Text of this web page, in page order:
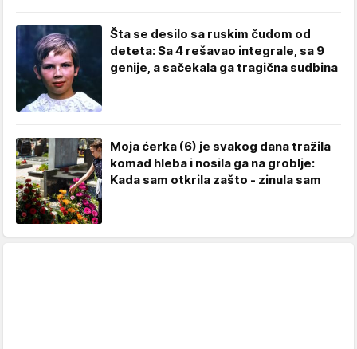
Šta se desilo sa ruskim čudom od
deteta: Sa 4 rešavao integrale, sa 9
genije, a sačekala ga tragična sudbina
Moja ćerka (6) je svakog dana tražila
komad hleba i nosila ga na groblje:
Kada sam otkrila zašto - zinula sam